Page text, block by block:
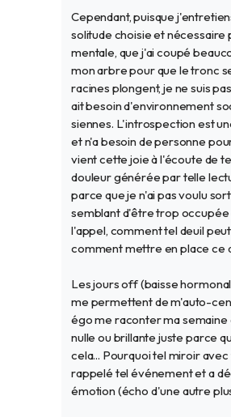
Cependant, puisque
solitude choisie et nécessaire
mentale, que j'ai coupé
mon arbre pour que le tronc
racines plongent, je ne suis
ait besoin d'environnement
siennes. L'introspection est
et n'a besoin de personne
vient cette joie à l'écoute de
douleur générée par telle
parce que je n'ai pas voulu
semblant d'être trop
l'appel, comment tel deuil
comment mettre en place ce
Les jours off (baisse
me permettent de m'auto-
égo me raconter ma
nulle ou brillante juste parce
cela... Pourquoi tel miroir
rappelé tel événement et a
émotion (écho d'une autre